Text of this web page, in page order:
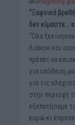
“Ξαφνικά
δεν είμαστε…
“Όλα
Λιάκου και
πρέπει να
για υπόθεση
για τις
στην περιοχή
εξαπατήσαμε
ευρώ κι